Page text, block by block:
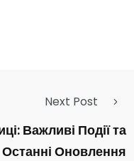
Next Post
Важливі Події та
Останні Оновлення